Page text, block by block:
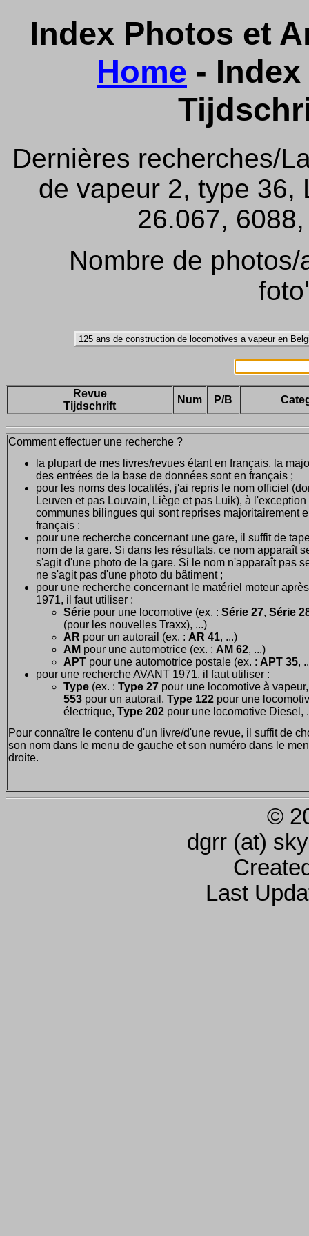
Index Photos et
Home -
Dernières recherches/
de vapeur 2, type 36,
26.067,
Nombre de
Revue
Tijdschrift
Num P/B
Comment effectuer une recherche ?
la plupart de mes livres/revues étant en français, la
des entrées de la base de données sont en français ;
pour les noms des localités, j'ai repris le nom officiel
Leuven et pas Louvain, Liège et pas Luik), à l'exception
communes bilingues qui sont reprises majoritairement
français ;
pour une recherche concernant une gare, il suffit de
nom de la gare. Si dans les résultats, ce nom apparaît
s'agit d'une photo de la gare. Si le nom n'apparaît pas
ne s'agit pas d'une photo du bâtiment ;
pour une recherche concernant le matériel moteur après
1971, il faut utiliser :
Série pour une locomotive (ex. : Série 27, Série
(pour les nouvelles Traxx), ...)
AR pour un autorail (ex. : AR 41, ...)
AM pour une automotrice (ex. : AM 62, ...)
APT pour une automotrice postale (ex. : APT 35,
pour une recherche AVANT 1971, il faut utiliser :
Type (ex. : Type 27 pour une locomotive à
553 pour un autorail, Type 122 pour une
électrique, Type 202 pour une locomotive Diesel,
Pour connaître le contenu d'un livre/d'une revue, il suffit de
son nom dans le menu de gauche et son numéro dans le
droite.
©
dgrr (at)
Last